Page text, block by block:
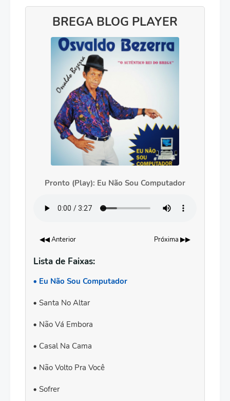
BREGA BLOG PLAYER
Pronto (Play): Eu Não Sou Computador
◀◀ Anterior Próxima ▶▶
Lista de Faixas:
Eu Não Sou Computador
Santa No Altar
Não Vá Embora
Casal Na Cama
Não Volto Pra Você
Sofrer